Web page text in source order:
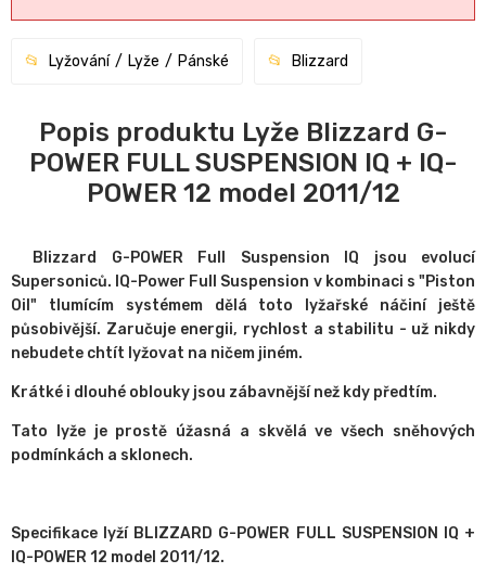
Lyžování Lyže Pánské Blizzard
Popis produktu Lyže Blizzard G-
POWER FULL SUSPENSION IQ + IQ-
POWER 12 model 2011/12
Blizzard G-POWER Full Suspension IQ jsou evolucí
Supersoniců. IQ-Power Full Suspension v kombinaci s "Piston
Oil" tlumícím systémem dělá toto lyžařské náčiní ještě
působivější. Zaručuje energii, rychlost a stabilitu - už nikdy
nebudete chtít lyžovat na ničem jiném.
Krátké i dlouhé oblouky jsou zábavnější než kdy předtím.
Tato lyže je prostě úžasná a skvělá ve všech sněhových
podmínkách a sklonech.
Specifikace lyží BLIZZARD G-POWER FULL SUSPENSION IQ +
IQ-POWER 12 model 2011/12.